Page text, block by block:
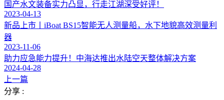
国产水文装备实力凸显，行走江湖深受好评！
2023-04-13
新品上市丨iBoat BS15智能无人测量船，水下地貌高效测量利
器
2023-11-06
助力应急能力提升！中海达推出水陆空天整体解决方案
2024-04-28
上一篇
分享 :